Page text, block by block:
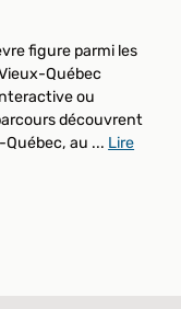
figure parmi les
Québec
ou
découvrent
au ... Lire